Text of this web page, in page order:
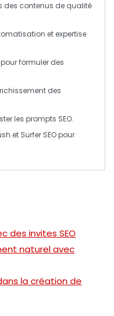
des contenus de qualité
et expertise
pour formuler des
des
les prompts SEO.
et Surfer SEOpour
des invites SEO
naturel avec
la création de